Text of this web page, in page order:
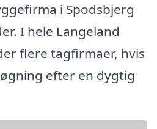
i Spodsbjerg
I hele Langeland
flere tagfirmaer, hvis
efter en dygtig